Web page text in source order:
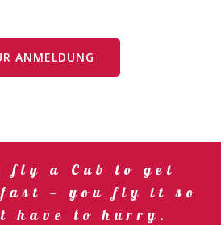
ANMELDUNG
fly a Cub to get
fast — you fly it so
have to hurry.